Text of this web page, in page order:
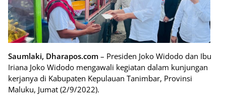
Saumlaki, Dharapos.com – Presiden Joko Widodo dan Ibu
Iriana Joko Widodo mengawali kegiatan dalam kunjungan
kerjanya di Kabupaten Kepulauan Tanimbar, Provinsi
Maluku, Jumat (2/9/2022).